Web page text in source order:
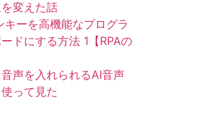
変えた話
キーを高機能なプログラ
ドにする方法 1【RPAの
声を入れられるAI音声
って見た